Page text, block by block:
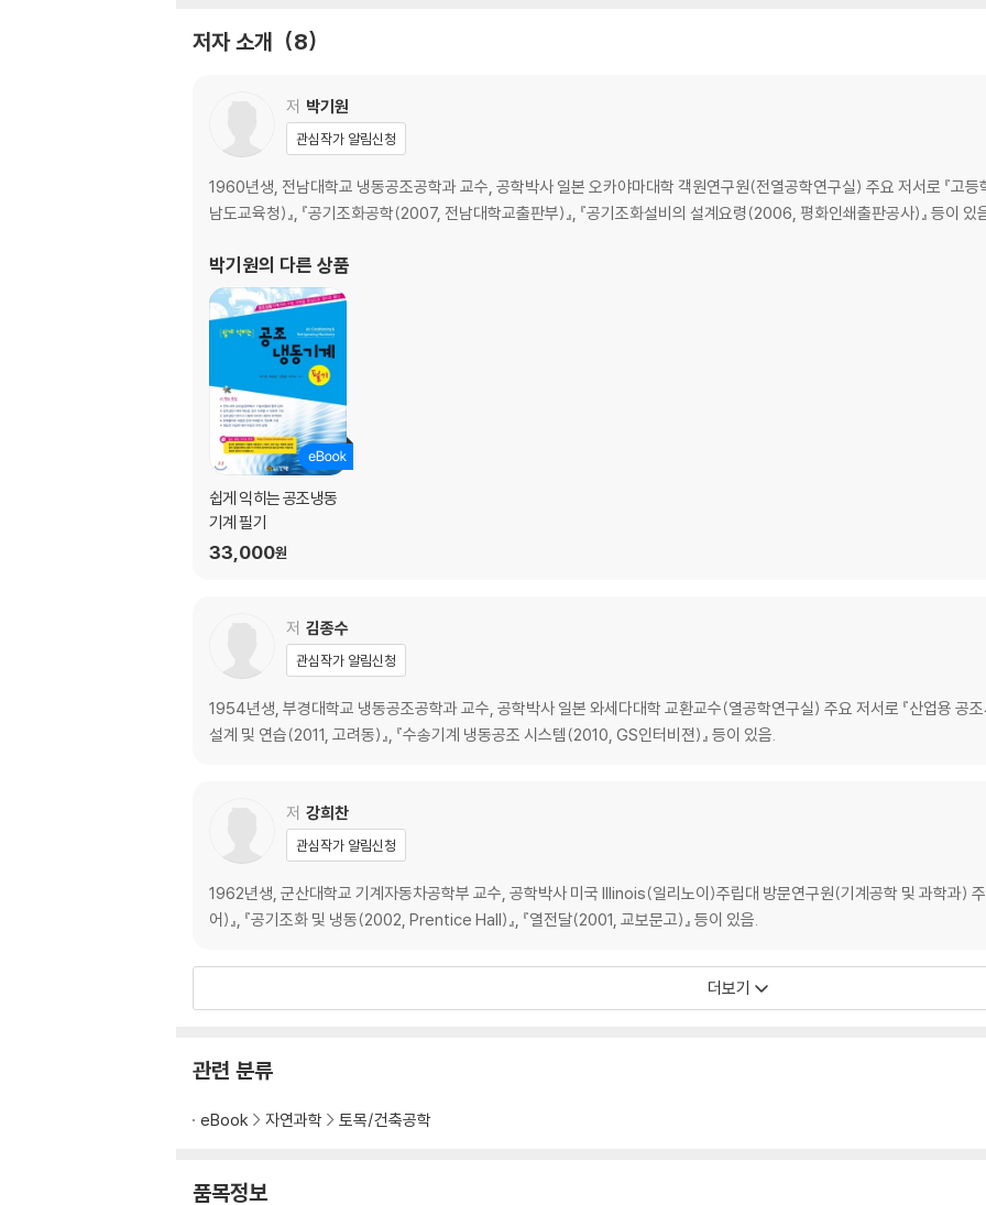
12. 냉동사이클의 이해 (윤세창)
14. 냉동장치와 우리몸 (김재수)
15. 히트펌프의 이해 (윤세창)
16. 냉동의 응용 (박기원)
[공기조화편]
1. 공기조화의 역사 (서광수)
2. 공기의 성분과 성질 (김종수)
3. 실내공기의 품질 (김종수)
4. 공기의 상태변화 (강희찬)
5. 에어컨과 기관지 (강희찬)
6. 습도변화와 열량 (강희찬)
7. 열의차단과 열부하 (강희찬)
8. 공기조화의 방식 (남태호)
9. 공기조화기의 구성 (남태호)
10. 펌프와 송풍기 (강희찬)
11. 공기가 다니는 길 (남태호/박기원)
저자 소개 8
저 박기원
관심작가 알림신청
1960년생, 전남대학교 냉동공조공학과 교수, 공학박사 일본 오카야마대학 객원연구원(전열공학연구실) 주요 저서로 『고
남도교육청)』, 『공기조화공학(2007, 전남대학교출판부)』, 『공기조화설비의 설계요령(2006, 평화인쇄출판공사)』 등이 있
박기원의 다른 상품
쉽게 익히는 공조냉동
기계 필기
33,000원
저 김종수
관심작가 알림신청
1954년생, 부경대학교 냉동공조공학과 교수, 공학박사 일본 와세다대학 교환교수(열공학연구실) 주요 저서로 『산업용 공조
설계 및 연습(2011, 고려동)』, 『수송기계 냉동공조 시스템(2010, GS인터비젼)』 등이 있음.
저 강희찬
관심작가 알림신청
1962년생, 군산대학교 기계자동차공학부 교수, 공학박사 미국 Illinois(일리노이)주립대 방문연구원(기계공학 및 과학과)
어)』, 『공기조화 및 냉동(2002, Prentice Hall)』, 『열전달(2001, 교보문고)』 등이 있음.
더보기
관련 분류
eBook 자연과학 토목/건축공학
품목정보